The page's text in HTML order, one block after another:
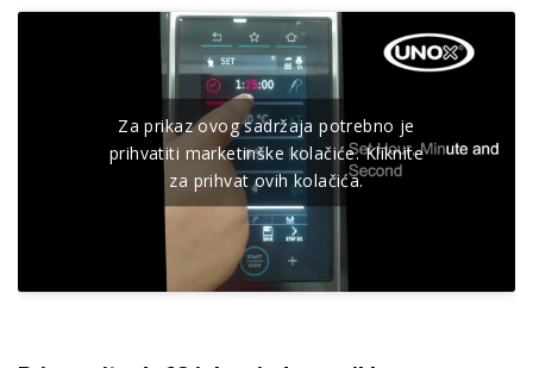
Za prikaz ovog sadržaja potrebno je
prihvatiti marketinške kolačiće. Kliknite
za prihvat ovih kolačića.